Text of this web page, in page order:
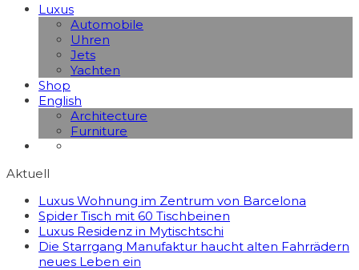
Luxus
Automobile
Uhren
Jets
Yachten
Shop
English
Architecture
Furniture
Aktuell
Luxus Wohnung im Zentrum von Barcelona
Spider Tisch mit 60 Tischbeinen
Luxus Residenz in Mytischtschi
Die Starrgang Manufaktur haucht alten Fahrrädern
neues Leben ein